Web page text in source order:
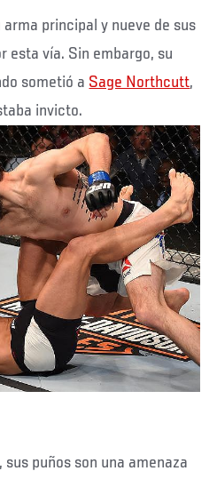
principal y nueve de sus
esta vía. Sin embargo, su
sometió a Sage Northcutt,
invicto.
puños son una amenaza